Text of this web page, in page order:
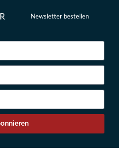
Newsletter bestellen